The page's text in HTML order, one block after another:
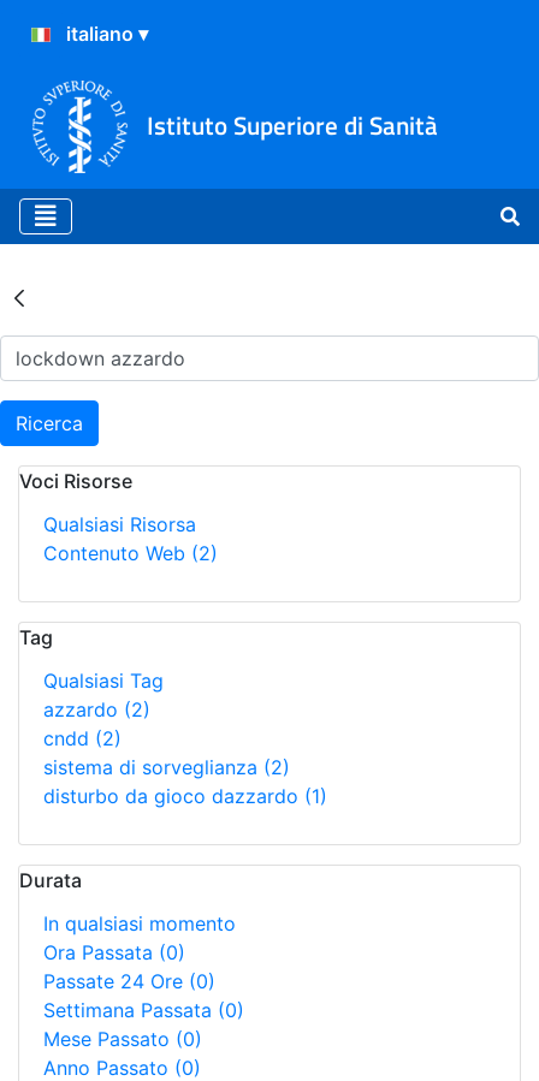
Istituto Superiore di Sanità
Risultati della Ricerca -
Ricerca
Voci Risorse
Qualsiasi Risorsa
Contenuto Web (2)
Tag
Qualsiasi Tag
azzardo (2)
cndd (2)
sistema di sorveglianza (2)
disturbo da gioco dazzardo (1)
Durata
In qualsiasi momento
Ora Passata (0)
Passate 24 Ore (0)
Settimana Passata (0)
Mese Passato (0)
Anno Passato (0)